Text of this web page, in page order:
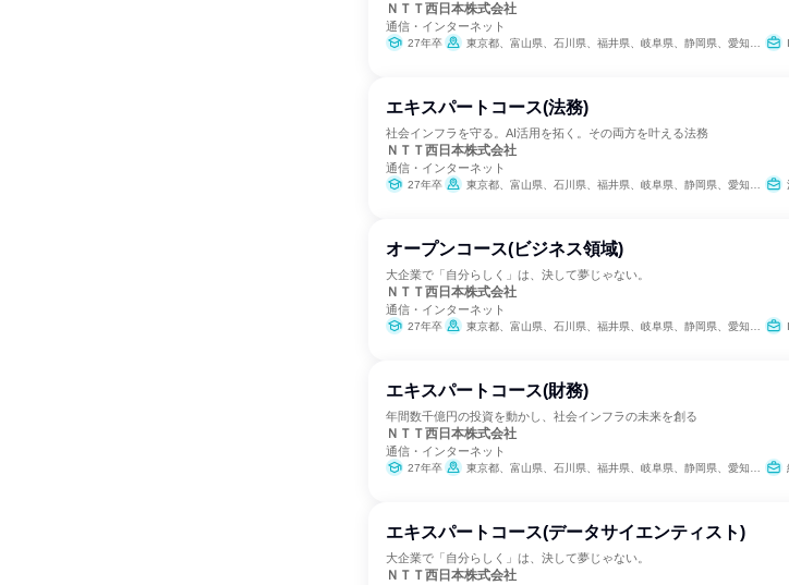
ＮＴＴ西日本株式会社
通信・インターネット
27年卒 東京都、富山県、石川県、福井県、岐阜県、静岡県、愛知県、三重県、滋賀県、京都府、大阪府、兵庫県、奈良県、和歌山県、鳥取県、島根県、岡山県、広島県、山口県、徳島県、香川県、愛媛県、高知県、福岡県、佐賀県、長崎県、熊本県、大分県、宮崎県、鹿児島県、沖縄県
エキスパートコース(法務)
社会インフラを守る。AI活用を拓く。その両方を叶える法務
ＮＴＴ西日本株式会社
通信・インターネット
27年卒 東京都、富山県、石川県、福井県、岐阜県、静岡県、愛知県、三重県、滋賀県、京都府、大阪府、兵庫県、奈良県、和歌山県、鳥取県、島根県、岡山県、広島県、山口県、徳島県、香川県、愛媛県、高知県、福岡県、佐賀県、長崎県、熊本県、大分県、宮崎県、鹿児島県、沖縄県
オープンコース(ビジネス領域)
大企業で「自分らしく」は、決して夢じゃない。
ＮＴＴ西日本株式会社
通信・インターネット
27年卒 東京都、富山県、石川県、福井県、岐阜県、静岡県、愛知県、三重県、滋賀県、京都府、大阪府、兵庫県、奈良県、和歌山県、鳥取県、島根県、岡山県、広島県、山口県、徳島県、香川県、愛媛県、高知県、福岡県、佐賀県、長崎県、熊本県、大分県、宮崎県、鹿児島県、沖縄県
エキスパートコース(財務)
年間数千億円の投資を動かし、社会インフラの未来を創る
ＮＴＴ西日本株式会社
通信・インターネット
27年卒 東京都、富山県、石川県、福井県、岐阜県、静岡県、愛知県、三重県、滋賀県、京都府、大阪府、兵庫県、奈良県、和歌山県、鳥取県、島根県、岡山県、広島県、山口県、徳島県、香川県、愛媛県、高知県、福岡県、佐賀県、長崎県、熊本県、大分県、宮崎県、鹿児島県、沖縄県
エキスパートコース(データサイエンティスト)
大企業で「自分らしく」は、決して夢じゃない。
ＮＴＴ西日本株式会社